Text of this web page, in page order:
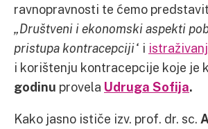
ravnopravnosti te ćemo
„Društveni i ekonomski aspekti
pristupa kontracepciji“ i
i korištenju kontracepcije koje je
godinu provela Udruga Sofija.
Kako jasno ističe izv. prof. dr. sc.